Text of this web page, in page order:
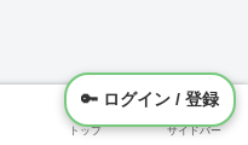
トップ サイドバー
🔑 ログイン / 登録